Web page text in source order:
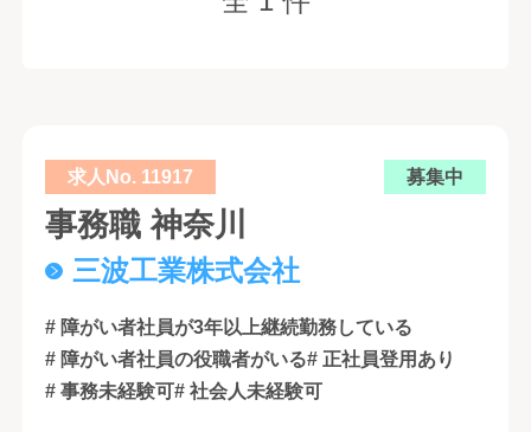
求人No. 11917 募集中
事務職 神奈川
三波工業株式会社
# 障がい者社員が3年以上継続勤務している
# 障がい者社員の役職者がいる# 正社員登用あり
# 事務未経験可# 社会人未経験可